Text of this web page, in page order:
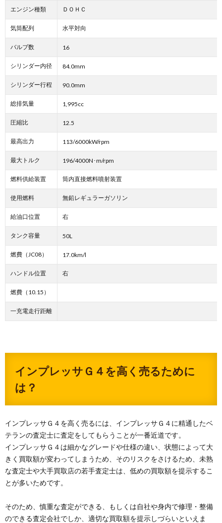
エンジン種類 ＤＯＨＣ
気筒配列 水平対向
バルブ数 16
シリンダー内径 84.0mm
シリンダー行程 90.0mm
総排気量 1,995cc
圧縮比 12.5
最高出力 113/6000kW/rpm
最大トルク 196/4000N･m/rpm
燃料供給装置 筒内直接燃料噴射装置
使用燃料 無鉛レギュラーガソリン
給油口位置 右
タンク容量 50L
燃費（JC08） 17.0km/l
ハンドル位置 右
燃費（10.15）
一充電走行距離
インプレッサＧ４を高く売るために
は？
インプレッサＧ４を高く売るには、インプレッサＧ４に精通したベ
テランの査定士に査定をしてもらうことが一番近道です。
インプレッサＧ４は細かなグレードや仕様の違い、状態によって大
きく買取額が変わってしまうため、そのリスクをさけるため、未熟
な査定士や大手買取店の若手査定士は、低めの買取額を提示するこ
とが多いためです。
そのため、慎重な査定ができる、もしくは自社や身内で修理・整備
のできる査定会社でしか、適切な買取額を提示しづらいといえま